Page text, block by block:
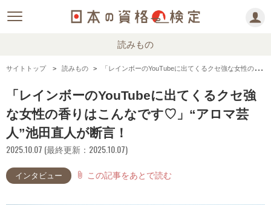
読みもの
サイトトップ 読みもの 「レインボーのYouTubeに出てくるクセ強な女性の香りはこんなです♡」“アロマ芸人”池田直人が断言！
「レインボーのYouTubeに出てくるクセ強
な女性の香りはこんなです♡」“アロマ芸
人”池田直人が断言！
2025.10.07 (最終更新：2025.10.07)
インタビュー attach_file この記事をあとで読む